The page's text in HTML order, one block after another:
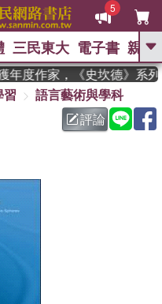
5
GO
野圭吾 、 高希均教授回憶錄
父親節 、 如果歷
暑期推薦 、 國際布克
走神經
三民東大 電子書 親子
度作家，《史坎德》系列
習
語言藝術與學科
評論